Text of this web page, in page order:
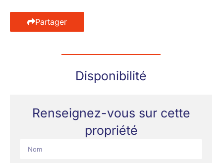
Partager
Disponibilité
Renseignez-vous sur cette
propriété